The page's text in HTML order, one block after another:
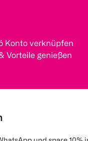
Konto verknüpfen
Vorteile genießen